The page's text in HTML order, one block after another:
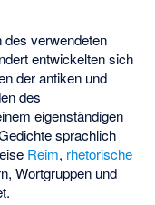
des verwendeten
entwickelten sich
der antiken und
des
eigenständigen
sprachlich
Reim, rhetorische
Wortgruppen und